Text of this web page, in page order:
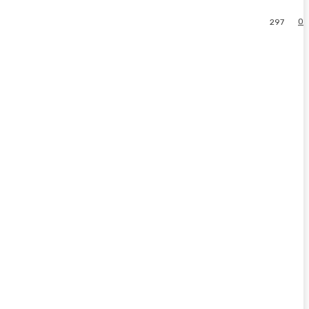
0
297